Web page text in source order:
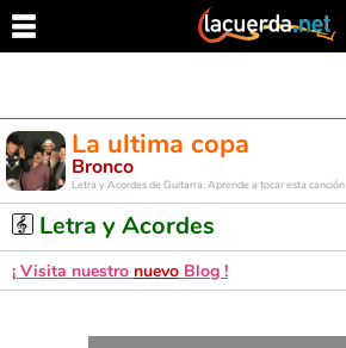
La ultima copa
Bronco
Letra y Acordes de Guitarra. Aprende a tocar esta canción
Letra y Acordes
¡ Visita nuestro nuevo Blog !